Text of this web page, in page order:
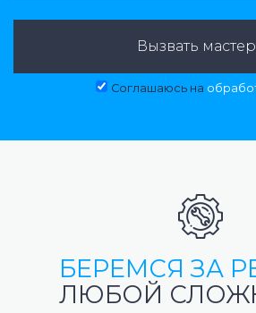
Вызвать
Соглашаюсь на
БЕРЕМСЯ ЗА
ЛЮБОЙ